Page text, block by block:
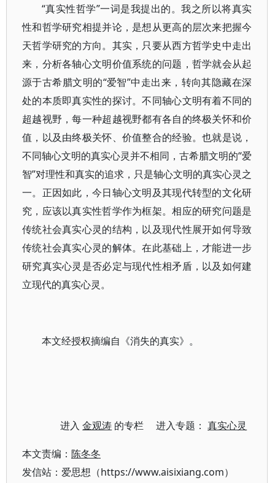
“真实性哲学”一词是我提出的。我之所以将真实
性和哲学研究相提并论，是想从更高的层次来把握今
天哲学研究的方向。其实，只要从西方哲学史中走出
来，分析各轴心文明价值系统的问题，哲学就会从起
源于古希腊文明的“爱智”中走出来，转向其隐藏在深
处的本质即真实性的探讨。不同轴心文明有着不同的
超越视野，每一种超越视野都有各自的终极关怀和价
值，以及由终极关怀、价值整合的经验。也就是说，
不同轴心文明的真实心灵并不相同，古希腊文明的“爱
智”对理性和真实的追求，只是轴心文明的真实心灵之
一。正因如此，今日轴心文明及其现代转型的文化研
究，应该以真实性哲学作为框架。相应的研究问题是
传统社会真实心灵的结构，以及现代性展开如何导致
传统社会真实心灵的解体。在此基础上，才能进一步
研究真实心灵是否必定与现代性相矛盾，以及如何建
立现代的真实心灵。
本文经授权摘编自《消失的真实》。
进入金观涛 的专栏 进入专题：真实心灵
本文责编： 陈冬冬
发信站：爱思想（https://www.aisixiang.com）